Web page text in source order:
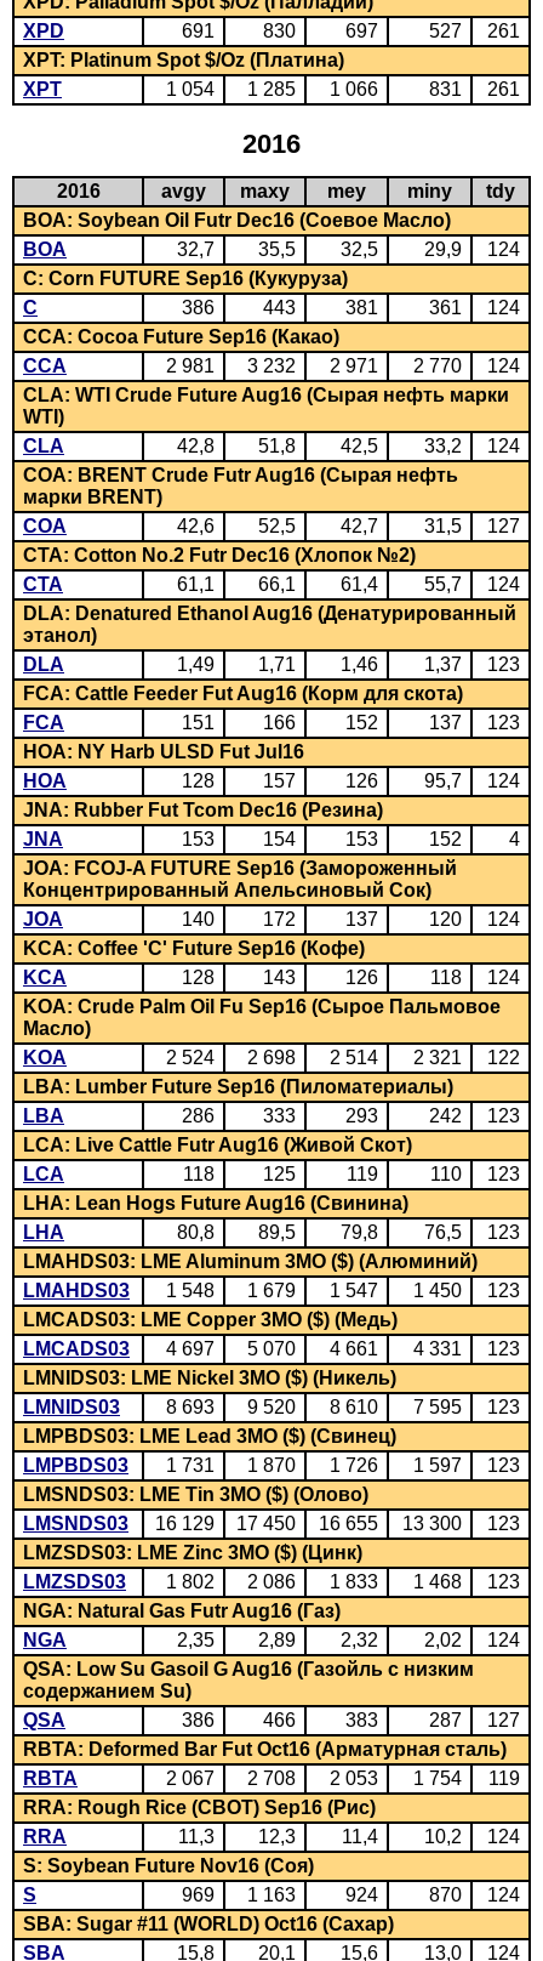
XPD
691 830 697 527
261
XPT: Platinum Spot $/Oz (Платина)
XPT
1 054 1 285 1 066 831 261
2016
2016 avgy maxy mey miny
tdy
BOA: Soybean Oil Futr Dec16 (Соевое Масло)
BOA
32,7 35,5 32,5 29,9
124
C: Corn FUTURE Sep16 (Кукуруза)
C
386 443 381 361
124
CCA: Cocoa Future Sep16 (Какао)
CCA
2 981 3 232 2 971 2 770
124
CLA: WTI Crude Future Aug16 (Сырая нефть марки
WTI)
CLA
42,8 51,8 42,5 33,2
124
COA: BRENT Crude Futr Aug16 (Сырая нефть
марки BRENT)
COA
42,6 52,5 42,7 31,5
127
CTA: Cotton No.2 Futr Dec16 (Хлопок №2)
CTA
61,1 66,1 61,4 55,7
124
DLA: Denatured Ethanol Aug16 (Денатурированный
этанол)
DLA
1,49 1,71 1,46 1,37
123
FCA: Cattle Feeder Fut Aug16 (Корм для скота)
FCA
151 166 152 137
123
HOA: NY Harb ULSD Fut Jul16
HOA
128 157 126 95,7
124
JNA: Rubber Fut Tcom Dec16 (Резина)
JNA
153 154 153 152
4
JOA: FCOJ-A FUTURE Sep16 (Замороженный
Концентрированный Апельсиновый Сок)
JOA
140 172 137 120
124
KCA: Coffee 'C' Future Sep16 (Кофе)
KCA
128 143 126 118
124
KOA: Crude Palm Oil Fu Sep16 (Сырое Пальмовое
Масло)
KOA
2 524 2 698 2 514 2 321
122
LBA: Lumber Future Sep16 (Пиломатериалы)
LBA
286 333 293 242
123
LCA: Live Cattle Futr Aug16 (Живой Скот)
LCA
118 125 119 110
123
LHA: Lean Hogs Future Aug16 (Свинина)
LHA
80,8 89,5 79,8 76,5
123
LMAHDS03: LME Aluminum 3MO ($) (Алюминий)
LMAHDS03
1 548 1 679 1 547 1 450
123
LMCADS03: LME Copper 3MO ($) (Медь)
LMCADS03
4 697 5 070 4 661 4 331
123
LMNIDS03: LME Nickel 3MO ($) (Никель)
LMNIDS03
8 693 9 520 8 610 7 595
123
LMPBDS03: LME Lead 3MO ($) (Свинец)
LMPBDS03
1 731 1 870 1 726 1 597
123
LMSNDS03: LME Tin 3MO ($) (Олово)
LMSNDS03
16 129 17 450 16 655 13 300
123
LMZSDS03: LME Zinc 3MO ($) (Цинк)
LMZSDS03
1 802 2 086 1 833 1 468
123
NGA: Natural Gas Futr Aug16 (Газ)
NGA
2,35 2,89 2,32 2,02
124
QSA: Low Su Gasoil G Aug16 (Газойль с низким
содержанием Su)
QSA
386 466 383 287
127
RBTA: Deformed Bar Fut Oct16 (Арматурная сталь)
RBTA
2 067 2 708 2 053 1 754
119
RRA: Rough Rice (CBOT) Sep16 (Рис)
RRA
11,3 12,3 11,4 10,2
124
S: Soybean Future Nov16 (Соя)
S
969 1 163 924 870
124
SBA: Sugar #11 (WORLD) Oct16 (Сахар)
SBA
15,8 20,1 15,6 13,0 124